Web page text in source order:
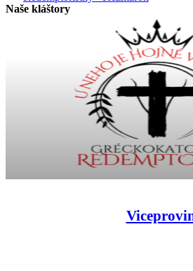
Naše kláštory